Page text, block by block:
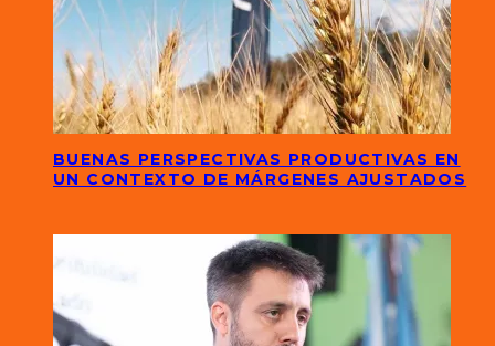
BUENAS PERSPECTIVAS PRODUCTIVAS EN
UN CONTEXTO DE MÁRGENES AJUSTADOS